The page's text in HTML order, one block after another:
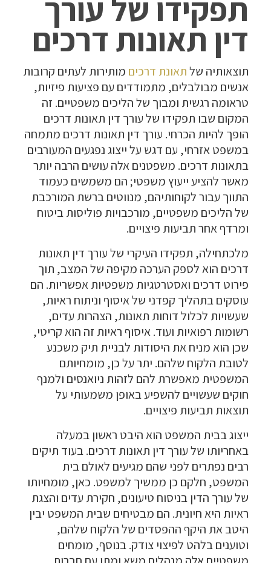
תפקידו של עורך
דין תאונות דרכים
תוצאותיה שלתאונת דרכים מותירות לעתים קרובות
אנשים מבולבלים, מתמודדים עם פציעות פיזיות,
טראומה רגשית ומבוך של הליכים משפטיים. זה
המקום שבו תפקידו של עורך דין תאונות דרכים
הופך להיות הכרחי. עורך דין תאונות דרכים מתמחה
במשפט אזרחי, עם דגש על ייצוג נפגעים המעורבים
בתאונות דרכים. משפטנים אלה עושים הרבה יותר
מאשר להציע ייעוץ משפטי; הם משמשים כעמוד
התווך עבור לקוחותיהם, מנווטים ברשת המורכבת
של הליכים משפטיים, מורכבויות פוליסות ביטוח
ומרדף אחר תביעות פיצויים.
מלכתחילה, תפקידו העיקרי של עורך דין תאונות
דרכים הוא לספק הערכה מקיפה של המצב, תוך
פירוט דרכים ואסטרטגיות משפטיות אפשריות. הם
עוסקים בתהליך קפדני של איסוף וניתוח ראיות,
שעשויות לכלול דוחות תאונות, הצהרות עדים,
רשומות רפואיות ועוד. איסוף ראיות זה הוא קריטי,
שכן הוא מניח את היסודות לבניית תיק משכנע
לטובת הלקוח שלהם. יתר על כן, מומחיותם
המשפטית מאפשרת להם לזהות ניואנסים ולמנף
חוקים שעשויים להשפיע באופן משמעותי על
תוצאות תביעות פיצויים.
ייצוג בבית המשפט הוא היבט ראשון במעלה
באחריותו של עורך דין תאונות דרכים. בעוד תיקים
רבים נפתרים לפני שהם מגיעים לאולם בית
המשפט, חלקם כן ממשיך למשפט. כאן, מומחיותו
של עורך הדין בניסוח טיעונים, חקירת עדים והצגת
ראיות היא חיונית. הם מבטיחים שבית המשפט יבין
היטב את היקף ההפסדים של הלקוח שלהם,
וטוענים בלהט לפיצוי צודק. בנוסף, מומחים